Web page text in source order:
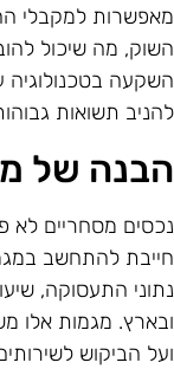
למקבלי
מה שיכול
בטכנולוגיה
תשואות
של
מסחריים לא
להתחשב
התעסוקה,
מגמות אלו
הביקוש